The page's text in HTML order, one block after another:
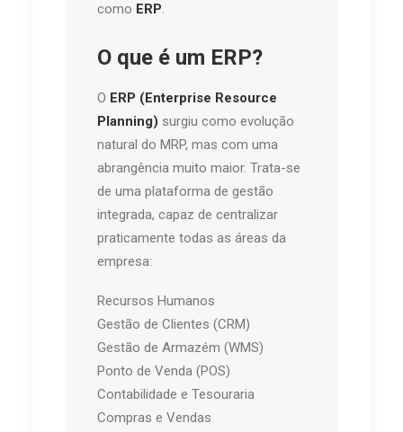
como ERP.
O que é um ERP?
O ERP (Enterprise Resource
Planning) surgiu como evolução
natural do MRP, mas com uma
abrangência muito maior. Trata-se
de uma plataforma de gestão
integrada, capaz de centralizar
praticamente todas as áreas da
empresa:
Recursos Humanos
Gestão de Clientes (CRM)
Gestão de Armazém (WMS)
Ponto de Venda (POS)
Contabilidade e Tesouraria
Compras e Vendas